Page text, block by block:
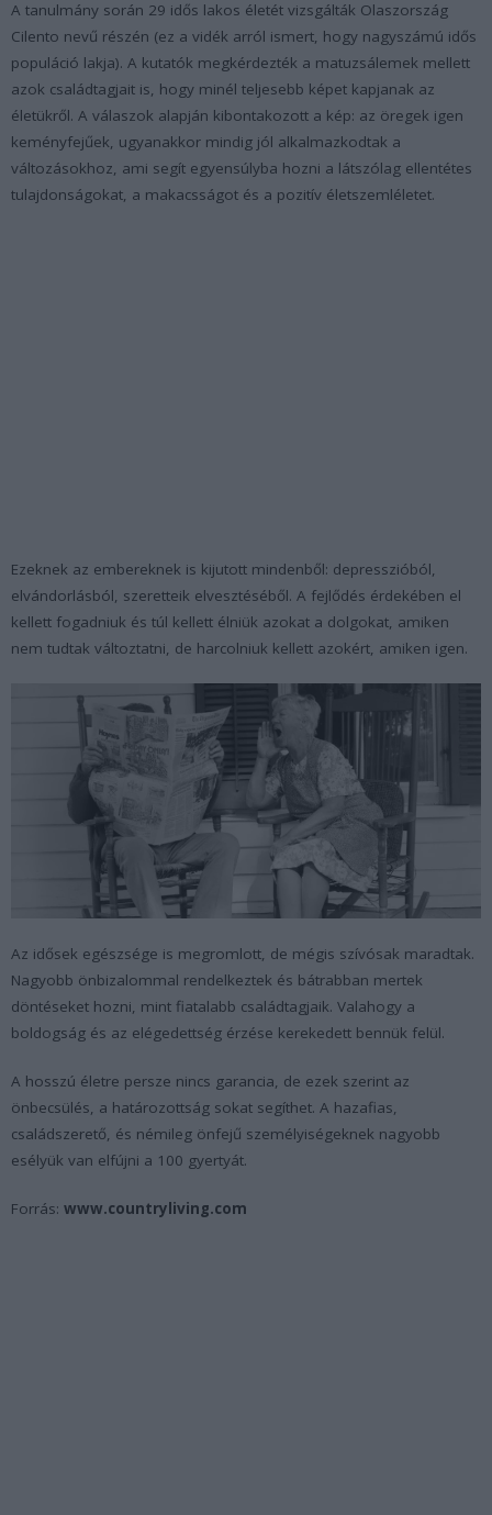
A tanulmány során 29 idős lakos életét vizsgálták Olaszország
Cilento nevű részén (ez a vidék arról ismert, hogy nagyszámú idős
populáció lakja). A kutatók megkérdezték a matuzsálemek mellett
azok családtagjait is, hogy minél teljesebb képet kapjanak az
életükről. A válaszok alapján kibontakozott a kép: az öregek igen
keményfejűek, ugyanakkor mindig jól alkalmazkodtak a
változásokhoz, ami segít egyensúlyba hozni a látszólag ellentétes
tulajdonságokat, a makacsságot és a pozitív életszemléletet.
Ezeknek az embereknek is kijutott mindenből: depresszióból,
elvándorlásból, szeretteik elvesztéséből. A fejlődés érdekében el
kellett fogadniuk és túl kellett élniük azokat a dolgokat, amiken
nem tudtak változtatni, de harcolniuk kellett azokért, amiken igen.
Az idősek egészsége is megromlott, de mégis szívósak maradtak.
Nagyobb önbizalommal rendelkeztek és bátrabban mertek
döntéseket hozni, mint fiatalabb családtagjaik. Valahogy a
boldogság és az elégedettség érzése kerekedett bennük felül.
A hosszú életre persze nincs garancia, de ezek szerint az
önbecsülés, a határozottság sokat segíthet. A hazafias,
családszerető, és némileg önfejű személyiségeknek nagyobb
esélyük van elfújni a 100 gyertyát.
Forrás: www.countryliving.com